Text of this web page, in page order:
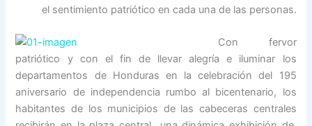
el sentimiento patriótico en cada una de las personas.
Con fervor
patriótico y con el fin de llevar alegría e iluminar los
departamentos de Honduras en la celebración del 195
aniversario de independencia rumbo al bicentenario, los
habitantes de los municipios de las cabeceras centrales